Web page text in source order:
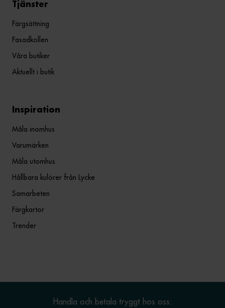
Tjänster
Färgsättning
Fasadkollen
Våra butiker
Aktuellt i butik
Inspiration
Måla inomhus
Varumärken
Måla utomhus
Hållbara kulörer från Lycke
Samarbeten
Färgkartor
Trender
Handla och betala tryggt hos oss: